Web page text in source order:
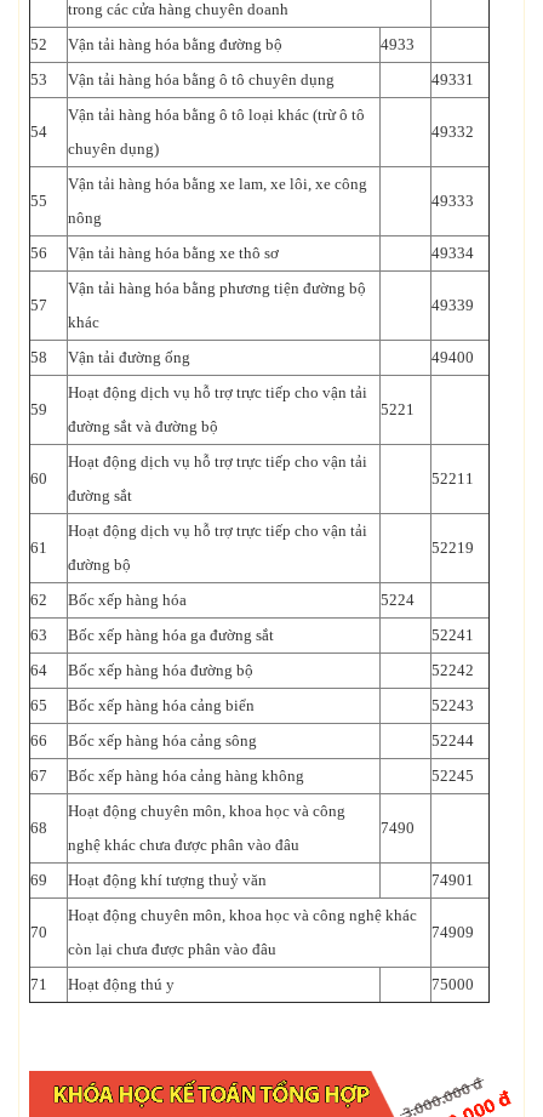
trong các cửa hàng chuyên doanh
52 Vận tải hàng hóa bằng đường bộ
4933
53
Vận tải hàng hóa bằng ô tô chuyên dụng 49331
54
Vận tải hàng hóa bằng ô tô loại khác (trừ ô tô
chuyên dụng)
49332
55
Vận tải hàng hóa bằng xe lam, xe lôi, xe công
nông
49333
56 Vận tải hàng hóa bằng xe thô sơ 49334
57
Vận tải hàng hóa bằng phương tiện đường bộ
khác
49339
58 Vận tải đường ống 49400
59
Hoạt động dịch vụ hỗ trợ trực tiếp cho vận tải
đường sắt và đường bộ
5221
60
Hoạt động dịch vụ hỗ trợ trực tiếp cho vận tải
đường sắt
52211
61
Hoạt động dịch vụ hỗ trợ trực tiếp cho vận tải
đường bộ
52219
62 Bốc xếp hàng hóa
5224
63
Bốc xếp hàng hóa ga đường sắt
52241
64
Bốc xếp hàng hóa đường bộ
52242
65
Bốc xếp hàng hóa cảng biển
52243
66
Bốc xếp hàng hóa cảng sông
52244
67
Bốc xếp hàng hóa cảng hàng không 52245
68
Hoạt động chuyên môn, khoa học và công
nghệ khác chưa được phân vào đâu
7490
69 Hoạt động khí tượng thuỷ văn 74901
70
Hoạt động chuyên môn, khoa học và công nghệ khác
còn lại chưa được phân vào đâu
74909
71 Hoạt động thú y 75000